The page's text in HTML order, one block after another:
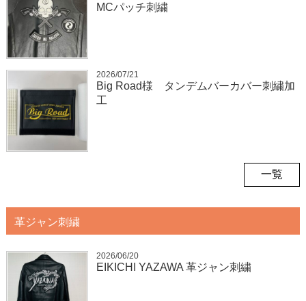
MCパッチ刺繍
2026/07/21
Big Road様 タンデムバーカバー刺繍加
工
一覧
革ジャン刺繍
2026/06/20
EIKICHI YAZAWA 革ジャン刺繍